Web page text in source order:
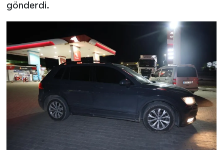
gönderdi.